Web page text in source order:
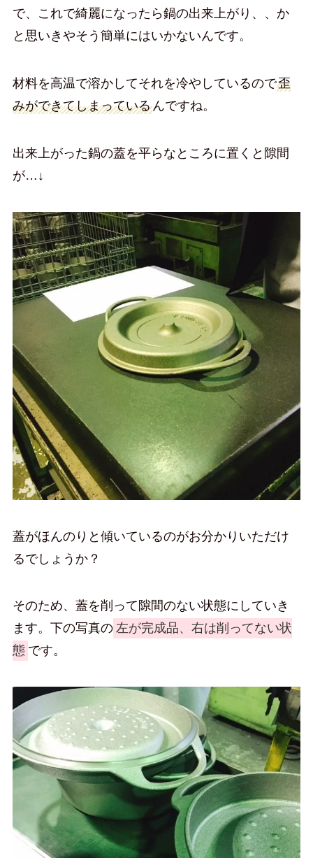
で、これで綺麗になったら鍋の出来上がり、、か
と思いきやそう簡単にはいかないんです。
材料を高温で溶かしてそれを冷やしているので歪
みができてしまっているんですね。
出来上がった鍋の蓋を平らなところに置くと隙間
が…↓
蓋がほんのりと傾いているのがお分かりいただけ
るでしょうか？
そのため、蓋を削って隙間のない状態にしていき
ます。下の写真の 左が完成品、右は削ってない状
態 です。